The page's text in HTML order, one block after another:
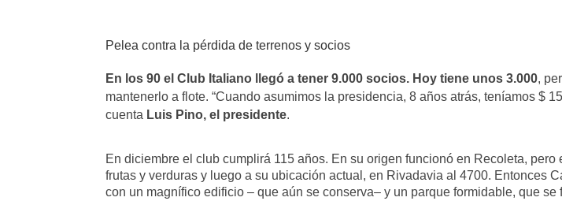
Pelea contra la pérdida de terrenos y socios
En los 90 el Club Italiano llegó a tener 9.000 socios. Hoy tiene unos 3.000,
mantenerlo a flote. “Cuando asumimos la presidencia, 8 años atrás, teníamos $
cuenta Luis Pino, el presidente.
En diciembre el club cumplirá 115 años. En su origen funcionó en Recoleta,
frutas y verduras y luego a su ubicación actual, en Rivadavia al 4700. Entonces
con un magnífico edificio – que aún se conserva– y un parque formidable, que